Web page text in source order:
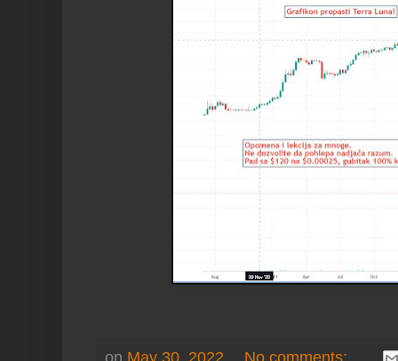
on May 30, 2022 No comments: